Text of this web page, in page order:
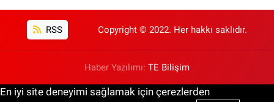
RSS Copyright © 2022. Her hakkı saklıdır.
Haber Yazılımı: TE Bilişim
En iyi site deneyimi sağlamak için çerezlerden